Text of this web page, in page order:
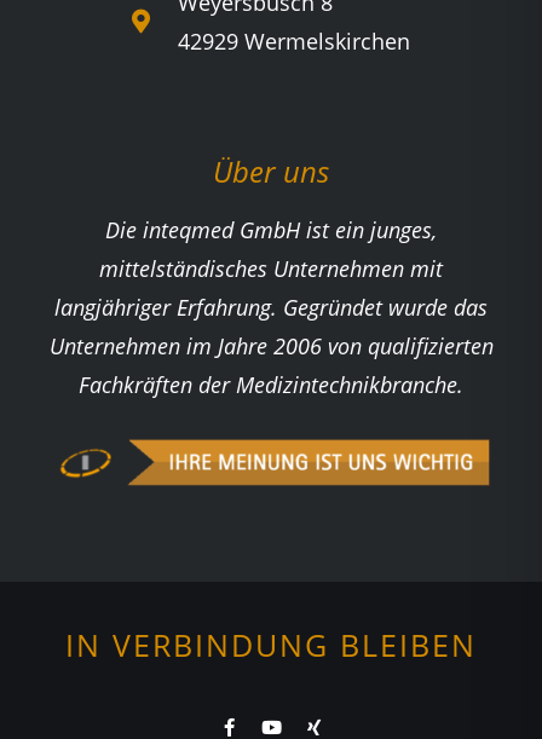
42929 Wermelskirchen
Über uns
Die inteqmed GmbH ist ein junges,
mittelständisches Unternehmen mit
langjähriger Erfahrung. Gegründet wurde das
Unternehmen im Jahre 2006 von qualifizierten
Fachkräften der Medizintechnikbranche.
IN VERBINDUNG BLEIBEN